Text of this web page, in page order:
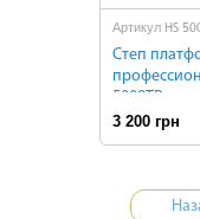
Артикул HS
Степ
5008TR
3 200 грн